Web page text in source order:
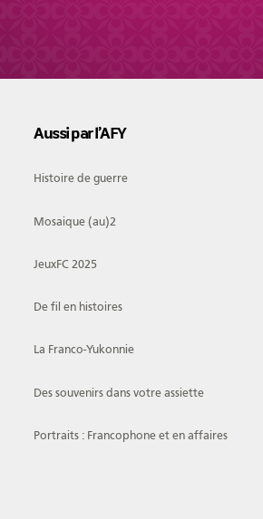
Aussi par l’AFY
Histoire de guerre
Mosaique (au)2
JeuxFC 2025
De fil en histoires
La Franco-Yukonnie
Des souvenirs dans votre assiette
Portraits : Francophone et en affaires